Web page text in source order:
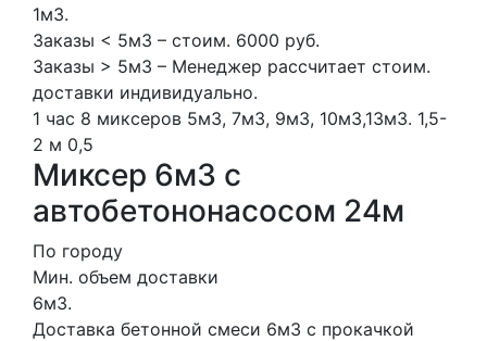
1м3.
Заказы < 5м3 – стоим. 6000 руб.
Заказы > 5м3 – Менеджер рассчитает стоим.
доставки индивидуально.
1 час 8 миксеров 5м3, 7м3, 9м3, 10м3,13м3. 1,5-
2 м 0,5
Миксер 6м3 с
автобетононасосом 24м
По городу
Мин. объем доставки
6м3.
Доставка бетонной смеси 6м3 с прокачкой